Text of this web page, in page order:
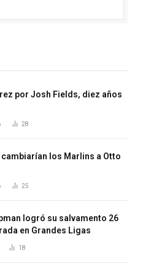
por Josh Fields, diez años
28
cambiarían los Marlins a Otto
25
logró su salvamento 26
en Grandes Ligas
18